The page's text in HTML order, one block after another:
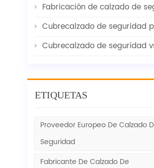
Fabricación de calzado de seguridad para los mercados
Cubrecalzado de seguridad para visitantes: la perspectiva de un
Cubrecalzado de seguridad vs. calzado de seguridad: ¿cuál es la opción correcta para los
ETIQUETAS
Proveedor Europeo De Calzado
Seguridad
Fabricante De Calzado De